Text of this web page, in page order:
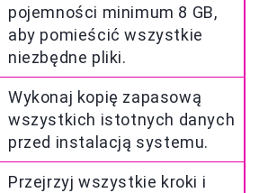
pojemności minimum 8 GB,
aby pomieścić wszystkie
niezbędne pliki.
Wykonaj kopię zapasową
wszystkich istotnych danych
przed instalacją systemu.
Przejrzyj wszystkie kroki i